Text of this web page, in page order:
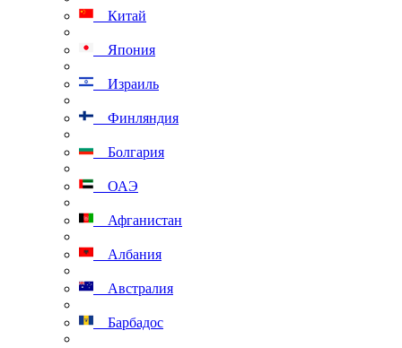
Китай
Япония
Израиль
Финляндия
Болгария
ОАЭ
Афганистан
Албания
Австралия
Барбадос